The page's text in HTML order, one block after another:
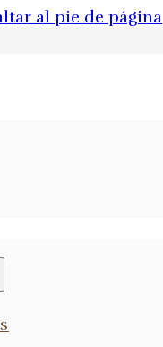
al pie de página